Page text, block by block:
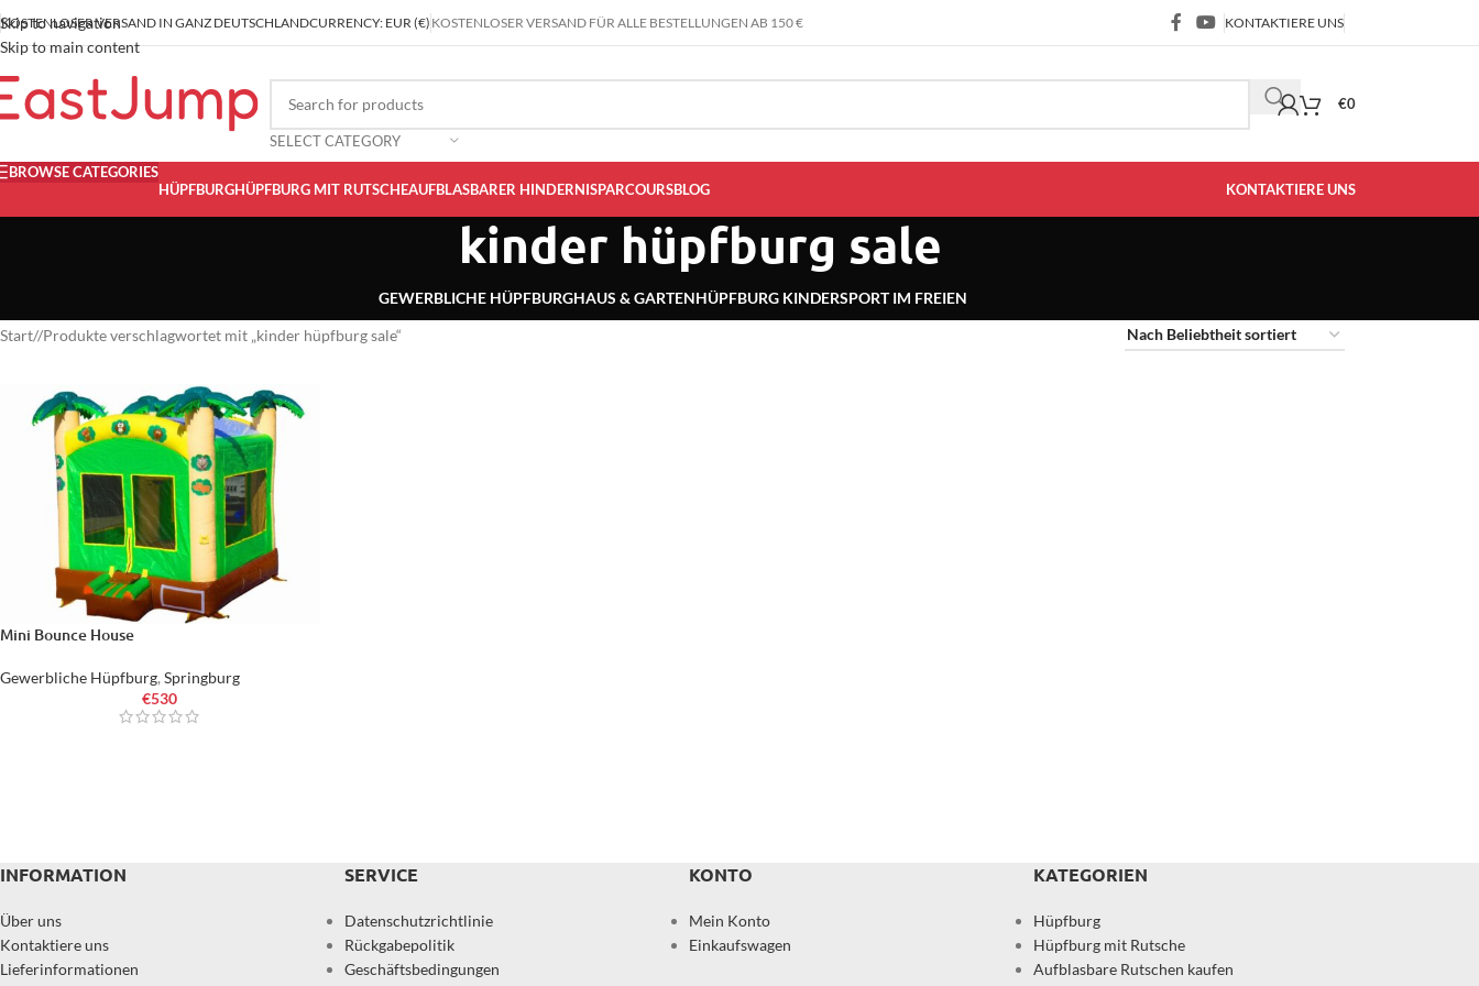
Skip to navigation
Skip to main content
KOSTENLOSER VERSAND IN GANZ DEUTSCHLANDCURRENCY: EUR (€) KOSTENLOSER VERSAND FÜR ALLE BESTELLUNGEN AB 150 € KONTAKTIERE UNS
SELECT CATEGORY
€0
BROWSE CATEGORIES
HÜPFBURGHÜPFBURG MIT RUTSCHEAUFBLASBARER HINDERNISPARCOURSBLOG KONTAKTIERE UNS
kinder hüpfburg sale
GEWERBLICHE HÜPFBURGHAUS & GARTENHÜPFBURG KINDERSPORT IM FREIEN
Start/ Produkte verschlagwortet mit „kinder hüpfburg sale“
Mini Bounce House
Gewerbliche Hüpfburg, Springburg
€530
INFORMATION
Über uns
Kontaktiere uns
Lieferinformationen
SERVICE
Datenschutzrichtlinie
Rückgabepolitik
Geschäftsbedingungen
KONTO
Mein Konto
Einkaufswagen
KATEGORIEN
Hüpfburg
Hüpfburg mit Rutsche
Aufblasbare Rutschen kaufen